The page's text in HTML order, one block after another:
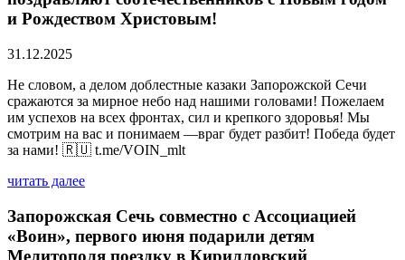
и Рождеством Христовым!
31.12.2025
Не словом, а делом доблестные казаки Запорожской Сечи
сражаются за мирное небо над нашими головами! Пожелаем
им успехов на всех фронтах, сил и крепкого здоровья! Мы
смотрим на вас и понимаем —враг будет разбит! Победа будет
за нами! 🇷🇺 t.me/VOIN_mlt
читать далее
Запорожская Сечь совместно с Ассоциацией
«Воин», первого июня подарили детям
Мелитополя поездку в Кирилловский